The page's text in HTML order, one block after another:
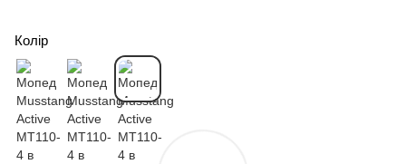
Колір